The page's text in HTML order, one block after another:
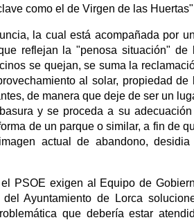
como el de Virgen de las
la cual está acompañada por
reflejan la "penosa situación" de
se quejan, se suma la
al solar, propiedad de
de manera que deje de ser un
y se proceda a su
de un parque o similar, a fin de
actual de abandono,
PSOE exigen al Equipo de
Ayuntamiento de Lorca
que debería estar